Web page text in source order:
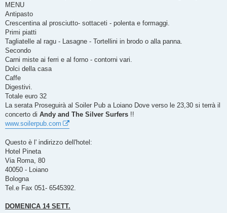
MENU
Antipasto
Crescentina al prosciutto- sottaceti - polenta e formaggi.
Primi piatti
Tagliatelle al ragu - Lasagne - Tortellini in brodo o alla panna.
Secondo
Carni miste ai ferri e al forno - contorni vari.
Dolci della casa
Caffe
Digestivi.
Totale euro 32
La serata Proseguirà al Soiler Pub a Loiano Dove verso le 23,30 si terrà il
concerto di Andy and The Silver Surfers !!
www.soilerpub.com
Questo è l' indirizzo dell'hotel:
Hotel Pineta
Via Roma, 80
40050 - Loiano
Bologna
Tel.e Fax 051- 6545392.
DOMENICA 14 SETT.